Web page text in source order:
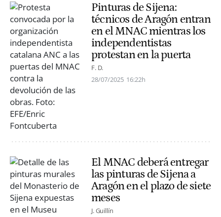
Pinturas de Sijena:
técnicos de Aragón entran
en el MNAC mientras los
independentistas
protestan en la puerta
F. D.
28/07/2025 16:22h
El MNAC deberá entregar
las pinturas de Sijena a
Aragón en el plazo de siete
meses
J. Guillín